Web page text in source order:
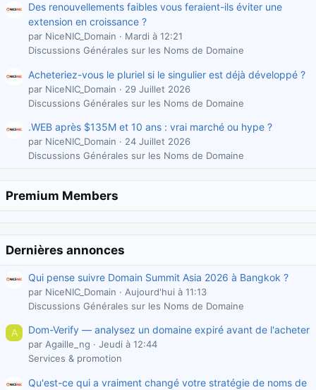
Des renouvellements faibles vous feraient-ils éviter une
extension en croissance ?
par NiceNIC_Domain
Mardi à 12:21
Discussions Générales sur les Noms de Domaine
Acheteriez-vous le pluriel si le singulier est déjà développé ?
par NiceNIC_Domain
29 Juillet 2026
Discussions Générales sur les Noms de Domaine
.WEB après $135M et 10 ans : vrai marché ou hype ?
par NiceNIC_Domain
24 Juillet 2026
Discussions Générales sur les Noms de Domaine
Premium Members
Dernières annonces
Qui pense suivre Domain Summit Asia 2026 à Bangkok ?
par NiceNIC_Domain
Aujourd'hui à 11:13
Discussions Générales sur les Noms de Domaine
A Dom-Verify — analysez un domaine expiré avant de l'acheter
par Agaille_ng
Jeudi à 12:44
Services & promotion
Qu'est-ce qui a vraiment changé votre stratégie de noms de